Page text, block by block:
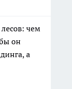
чем
он
а